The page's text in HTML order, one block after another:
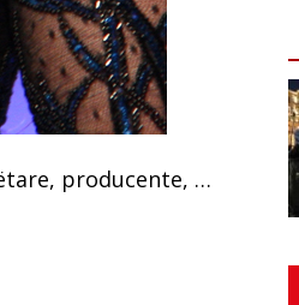
producente, …